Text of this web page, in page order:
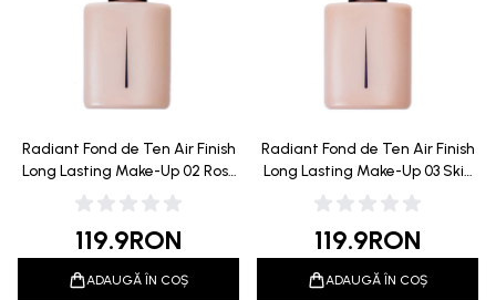
Radiant Fond de Ten Air Finish
Long Lasting Make-Up 02 Rosy
Beige 40ml
119.9RON
ADAUGĂ ÎN COȘ
Radiant Fond de Ten Air Finish
Long Lasting Make-Up 03 Skin
Tone 40ml
119.9RON
ADAUGĂ ÎN COȘ